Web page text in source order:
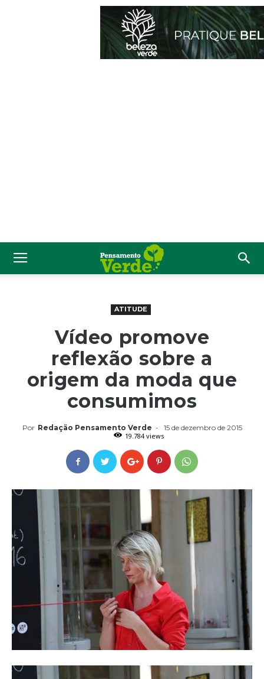
ATITUDE
Vídeo promove
reflexão sobre a
origem da moda que
consumimos
Por Redação Pensamento Verde -
15 de dezembro de 2015
19.784 views